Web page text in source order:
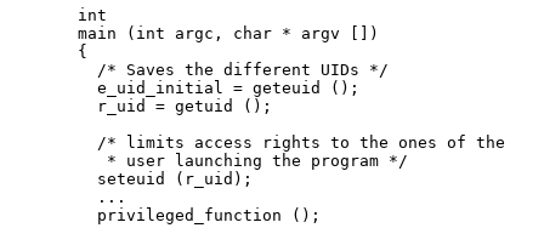
  int
  main (int argc, char * argv [])
  {
    /* Saves the different UIDs */
    e_uid_initial = geteuid ();
    r_uid = getuid ();
    /* limits access rights to the ones of the
     * user launching the program */
    seteuid (r_uid);
    ...
    privileged_function ();